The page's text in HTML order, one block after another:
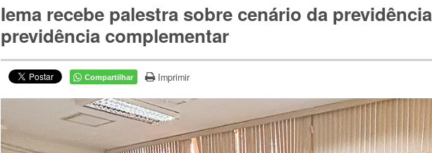
Iema recebe palestra sobre cenário da
previdência complementar
Compartilhar Imprimir